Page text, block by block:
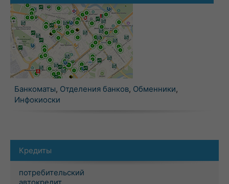
Банкоматы, Отделения банков, Обменники,
Инфокиоски
Кредиты
потребительский